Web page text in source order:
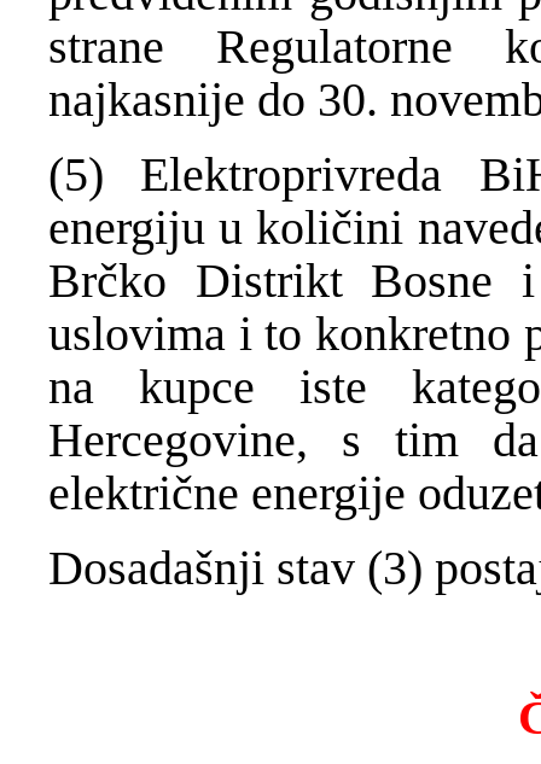
strane Regulatorne
najkasnije do 30.
(5) Elektroprivreda
energiju u količini
Brčko Distrikt Bosne
uslovima i to konkretno
na kupce iste
Hercegovine, s tim
električne energije
Dosadašnji stav (3)